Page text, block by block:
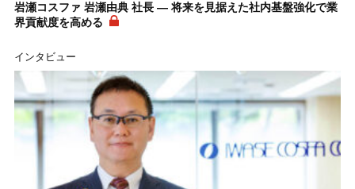
岩瀬コスファ 岩瀬由典 社長 ― 将来を見据えた社内基盤強化で業
界貢献度を高める
インタビュー